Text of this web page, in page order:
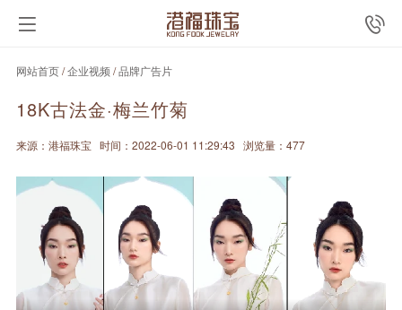
网站首页/企业视频/品牌广告片
18K古法金·梅兰竹菊
来源：港福珠宝 时间：2022-06-01 11:29:43 浏览量：477